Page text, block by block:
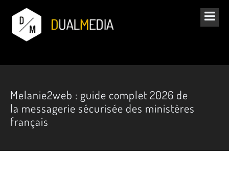
Melanie2web : guide complet 2026 de
la messagerie sécurisée des ministères
français